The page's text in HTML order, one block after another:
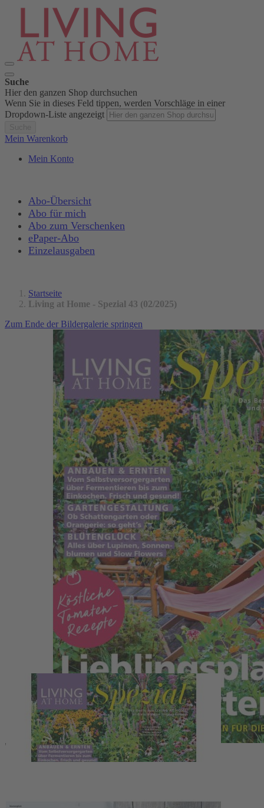
Suche
Hier den ganzen Shop durchsuchen
Wenn Sie in dieses Feld tippen, werden Vorschläge in einer
Dropdown-Liste angezeigt
Mein Warenkorb
Mein Konto
Abo-Übersicht
Abo für mich
Abo zum Verschenken
ePaper-Abo
Einzelausgaben
Startseite
Living at Home - Spezial 43 (02/2025)
Zum Ende der Bildergalerie springen
Zum Anfang der Bildergalerie springen
067273
Living at Home - Spezial 43
(02/2025)